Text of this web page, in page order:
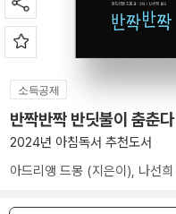
소득공제
반짝반짝 반딧불이 춤춘다
2024년 아침독서 추천도서
아드리앵 드몽 (지은이), 나선희